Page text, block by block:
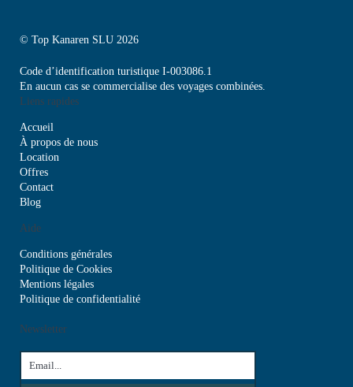
© Top Kanaren SLU 2026
Code d’identification turistique I-003086.1
En aucun cas se commercialise des voyages combinées.
Liens rapides
Accueil
À propos de nous
Location
Offres
Contact
Blog
Aide
Conditions générales
Politique de Cookies
Mentions légales
Politique de confidentialité
Newsletter